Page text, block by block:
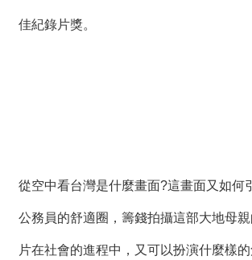
我
佳紀錄片獎。
從空中看台灣是什麼畫面?這畫面又如何
公務員的舒適圈，籌錢拍攝這部大地母
片在社會的進程中，又可以扮演什麼樣的